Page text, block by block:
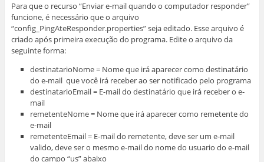
Para que o recurso “Enviar e-mail quando o computador responder”
funcione, é necessário que o arquivo
“config_PingAteResponder.properties” seja editado. Esse arquivo é
criado após primeira execução do programa. Edite o arquivo da
seguinte forma:
destinatarioNome = Nome que irá aparecer como destinatário
do e-mail que você irá receber ao ser notificado pelo programa
destinatarioEmail = E-mail do destinatário que irá receber o e-
mail
remetenteNome = Nome que irá aparecer como remetente do
e-mail
remetenteEmail = E-mail do remetente, deve ser um e-mail
valido, deve ser o mesmo e-mail do nome do usuario do e-mail
do campo “us” abaixo